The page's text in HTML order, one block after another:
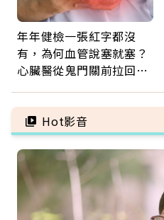
年年健檢一張紅字都沒
有，為何血管說塞就塞？
心臟醫從鬼門關前拉回病
字
Hot影音